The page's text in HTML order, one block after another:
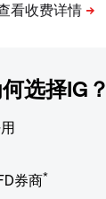
选择IG？
券商*